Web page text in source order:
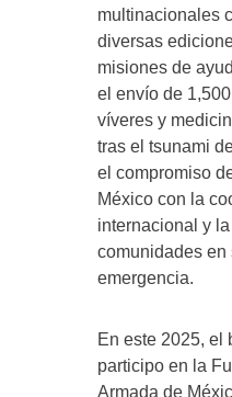
multinacionales
diversas
misiones de
el envío de
víveres y
tras el tsunami
el compromiso
México con la
internacional y
comunidades en
emergencia.
En este 2025, el
participo en la
Armada de